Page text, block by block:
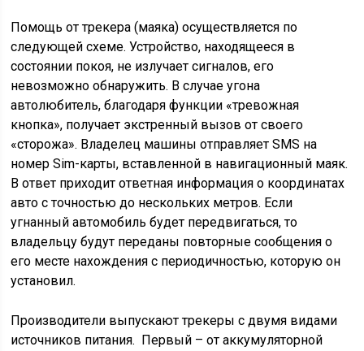
Помощь от трекера (маяка) осуществляется по
следующей схеме. Устройство, находящееся в
состоянии покоя, не излучает сигналов, его
невозможно обнаружить. В случае угона
автолюбитель, благодаря функции «тревожная
кнопка», получает экстренный вызов от своего
«сторожа». Владелец машины отправляет SMS на
номер Sim-карты, вставленной в навигационный маяк.
В ответ приходит ответная информация о координатах
авто с точностью до нескольких метров. Если
угнанный автомобиль будет передвигаться, то
владельцу будут переданы повторные сообщения о
его месте нахождения с периодичностью, которую он
установил.
Производители выпускают трекеры с двумя видами
источников питания. Первый – от аккумуляторной